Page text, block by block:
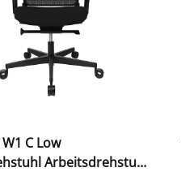
C Low
Arbeitsdrehstuhl